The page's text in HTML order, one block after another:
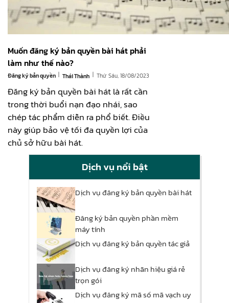
Muốn đăng ký bản quyền bài hát phải
làm như thế nào?
Đăng ký bản quyền | Thái Thành | Thứ Sáu, 18/08/2023
Đăng ký bản quyền bài hát là rất cần
trong thời buổi nạn đạo nhái, sao
chép tác phẩm diễn ra phổ biết. Điều
này giúp bảo vệ tối đa quyền lợi của
chủ sở hữu bài hát.
Dịch vụ nổi bật
Dịch vụ đăng ký bản quyền bài hát
Đăng ký bản quyền phần mềm
máy tính
Dịch vụ đăng ký bản quyền tác giả
Dịch vụ đăng ký nhãn hiệu giá rẻ
trọn gói
Dịch vụ đăng ký mã số mã vạch uy